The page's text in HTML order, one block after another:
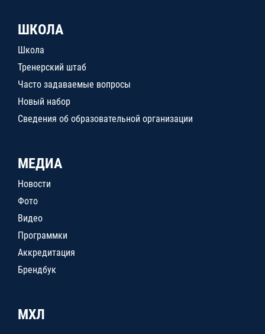
ШКОЛА
Школа
Тренерский штаб
Часто задаваемые вопросы
Новый набор
Сведения об образовательной организации
МЕДИА
Новости
Фото
Видео
Программки
Аккредитация
Брендбук
МХЛ